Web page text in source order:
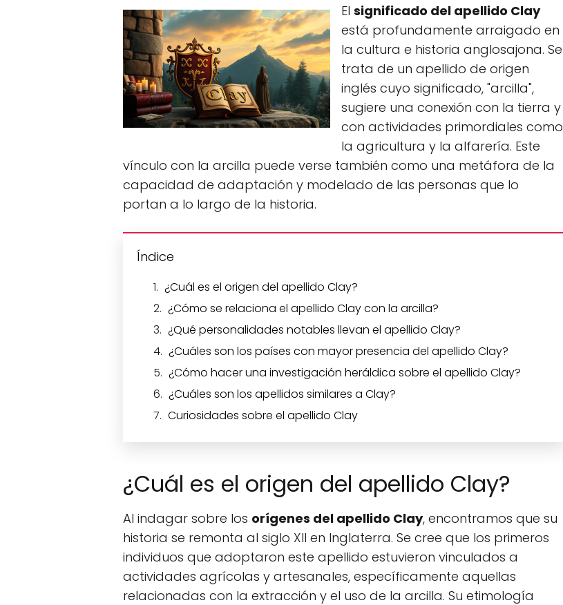
El significado del apellido Clay
está profundamente arraigado en
la cultura e historia anglosajona. Se
trata de un apellido de origen
inglés cuyo significado, "arcilla",
sugiere una conexión con la tierra y
con actividades primordiales como
la agricultura y la alfarería. Este
vínculo con la arcilla puede verse también como una metáfora de la
capacidad de adaptación y modelado de las personas que lo
portan a lo largo de la historia.
Índice
¿Cuál es el origen del apellido Clay?
¿Cómo se relaciona el apellido Clay con la arcilla?
¿Qué personalidades notables llevan el apellido Clay?
¿Cuáles son los países con mayor presencia del apellido Clay?
¿Cómo hacer una investigación heráldica sobre el apellido Clay?
¿Cuáles son los apellidos similares a Clay?
Curiosidades sobre el apellido Clay
¿Cuál es el origen del apellido Clay?
Al indagar sobre los orígenes del apellido Clay, encontramos que su
historia se remonta al siglo XII en Inglaterra. Se cree que los primeros
individuos que adoptaron este apellido estuvieron vinculados a
actividades agrícolas y artesanales, específicamente aquellas
relacionadas con la extracción y el uso de la arcilla. Su etimología